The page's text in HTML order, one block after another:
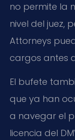
no permite la
nivel del juez,
Attorneys
cargos antes
El bufete
que ya han
a navegar el
licencia del